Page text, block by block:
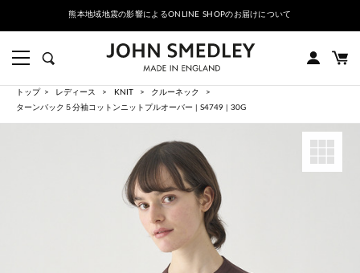
熊本地域地震の影響によるONLINE SHOPのお届けについて
トップ レディース KNIT
クルーネック
ターンバック５分袖コットンニットプルオーバー | S4749 | 30G